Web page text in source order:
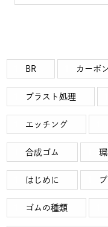
BR カーボ
ブラスト処理
エッチング
合成ゴム
はじめに
ゴムの種類